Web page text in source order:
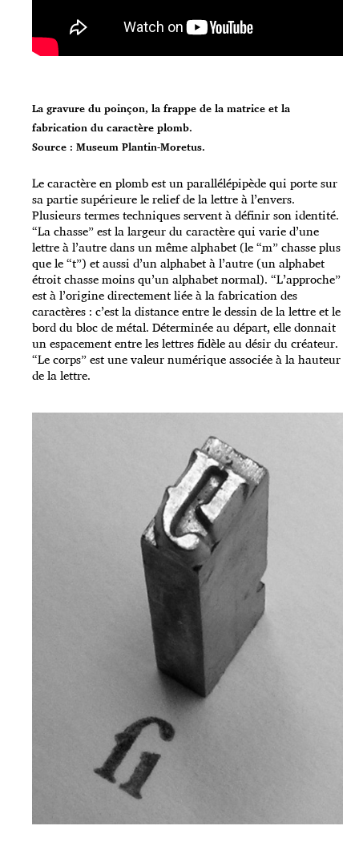
La gravure du poinçon, la frappe de la matrice et la
fabrication du caractère plomb.
Source : Museum Plantin-Moretus.
Le caractère en plomb est un parallélépipède qui porte sur
sa partie supérieure le relief de la lettre à l’envers.
Plusieurs termes techniques servent à définir son identité.
“La chasse” est la largeur du caractère qui varie d’une
lettre à l’autre dans un même alphabet (le “m” chasse plus
que le “t”) et aussi d’un alphabet à l’autre (un alphabet
étroit chasse moins qu’un alphabet normal). “L’approche”
est à l’origine directement liée à la fabrication des
caractères : c’est la distance entre le dessin de la lettre et le
bord du bloc de métal. Déterminée au départ, elle donnait
un espacement entre les lettres fidèle au désir du créateur.
“Le corps” est une valeur numérique associée à la hauteur
de la lettre.